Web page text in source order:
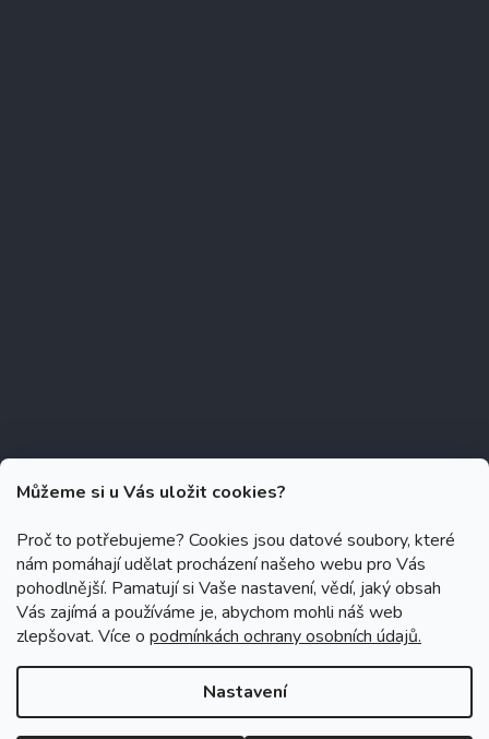
Můžeme si u Vás uložit cookies?
Proč to potřebujeme? Cookies jsou datové soubory, které
nám pomáhají udělat procházení našeho webu pro Vás
pohodlnější. Pamatují si Vaše nastavení, vědí, jaký obsah
Vás zajímá a používáme je, abychom mohli náš web
zlepšovat. Více o podmínkách ochrany osobních údajů.
Nastavení
Copyright 2026 Zubáček.cz . Všechna práva vyhrazena.
Upravit
nastavení cookies
Grafický návrh vytvořil a na Shoptet implementoval Tomáš Hlad
Shoptetak.cz.